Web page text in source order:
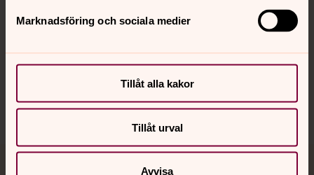
Marknadsföring och sociala medier
Tillåt alla kakor
Tillåt urval
Avvisa
Hitta snabbt
Sociala kanaler